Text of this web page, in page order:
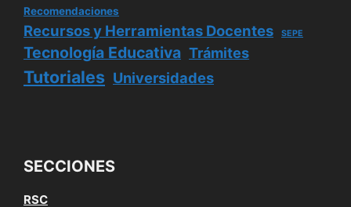
Recomendaciones
Recursos y Herramientas Docentes SEPE
Tecnología Educativa Trámites
Tutoriales Universidades
SECCIONES
RSC